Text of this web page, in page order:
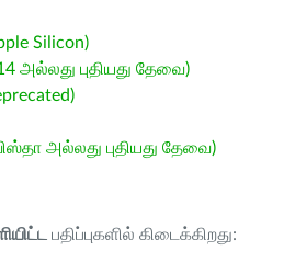
Silicon)
அல்லது புதியது தேவை)
அல்லது புதியது தேவை)
பதிப்புகளில் கிடைக்கிறது: